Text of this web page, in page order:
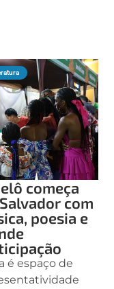
começa
com
poesia e
é espaço de